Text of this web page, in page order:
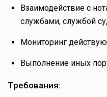
Взаимодействие с
службами, службой
Мониторинг
Выполнение иных
Требования: